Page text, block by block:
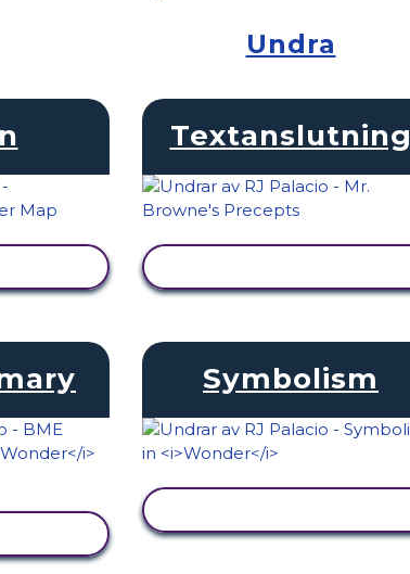
Undra
Textanslutning
Symbolism